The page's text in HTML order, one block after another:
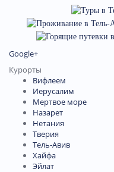
Google+
Курорты
Вифлеем
Иерусалим
Мертвое море
Назарет
Нетания
Тверия
Тель-Авив
Хайфа
Эйлат